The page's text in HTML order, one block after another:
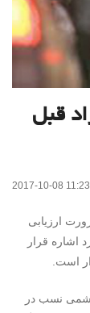
قبل
2017-10-08 11:23
ارزیابی
اشاره قرار
است.
نسب در